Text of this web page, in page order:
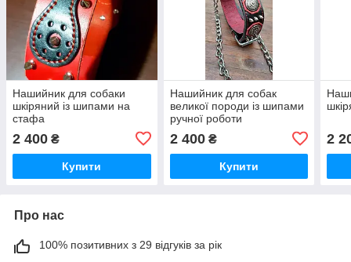
Нашийник для собаки
шкіряний із шипами на
стафа
2 400 ₴
Купити
Нашийник для собак
великої породи із шипами
ручної роботи
2 400₴
Купити
2
Про нас
100% позитивних з 29 відгуків за рік